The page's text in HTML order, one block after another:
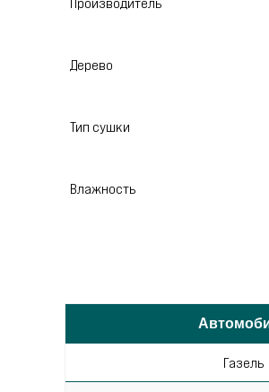
Дерево
Тип сушки
Влажность
Газель